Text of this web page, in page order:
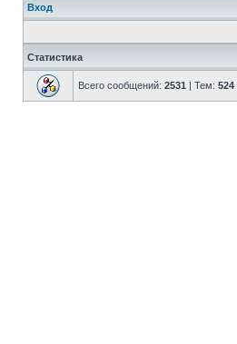
Вход
Статистика
Всего сообщений: 2531 | Тем: 524